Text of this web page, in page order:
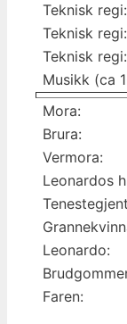
Teknisk regi:
Teknisk regi:
Teknisk regi:
Musikk (ca
Mora:
Brura:
Vermora:
Leonardos
Leonardo:
Faren: